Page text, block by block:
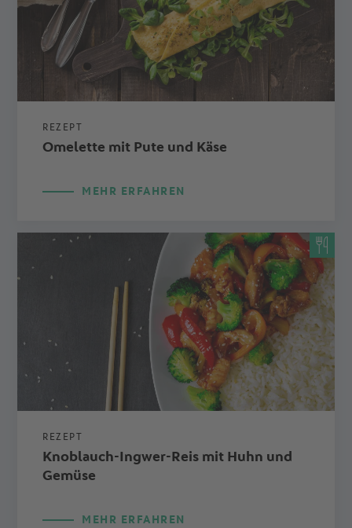
REZEPT
Omelette mit Pute und Käse
MEHR ERFAHREN
REZEPT
Knoblauch-Ingwer-Reis mit Huhn und
Gemüse
MEHR ERFAHREN